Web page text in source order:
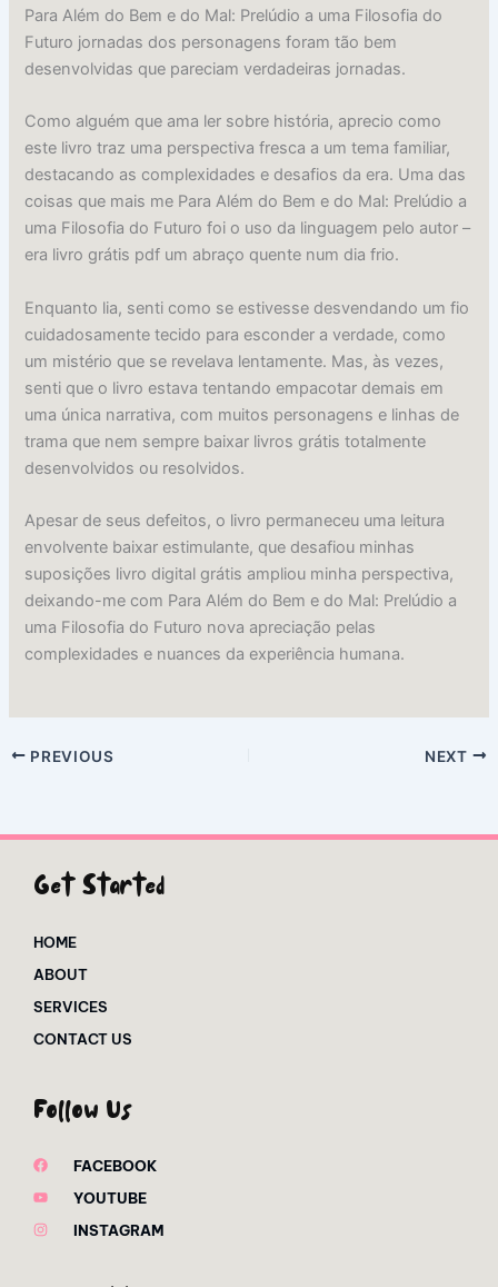
Para Além do Bem e do Mal: Prelúdio a uma Filosofia do
Futuro jornadas dos personagens foram tão bem
desenvolvidas que pareciam verdadeiras jornadas.
Como alguém que ama ler sobre história, aprecio como
este livro traz uma perspectiva fresca a um tema familiar,
destacando as complexidades e desafios da era. Uma das
coisas que mais me Para Além do Bem e do Mal: Prelúdio a
uma Filosofia do Futuro foi o uso da linguagem pelo autor –
era livro grátis pdf um abraço quente num dia frio.
Enquanto lia, senti como se estivesse desvendando um fio
cuidadosamente tecido para esconder a verdade, como
um mistério que se revelava lentamente. Mas, às vezes,
senti que o livro estava tentando empacotar demais em
uma única narrativa, com muitos personagens e linhas de
trama que nem sempre baixar livros grátis totalmente
desenvolvidos ou resolvidos.
Apesar de seus defeitos, o livro permaneceu uma leitura
envolvente baixar estimulante, que desafiou minhas
suposições livro digital grátis ampliou minha perspectiva,
deixando-me com Para Além do Bem e do Mal: Prelúdio a
uma Filosofia do Futuro nova apreciação pelas
complexidades e nuances da experiência humana.
PREVIOUS NEXT
Get Started
HOME
ABOUT
SERVICES
CONTACT US
Follow Us
FACEBOOK
YOUTUBE
INSTAGRAM